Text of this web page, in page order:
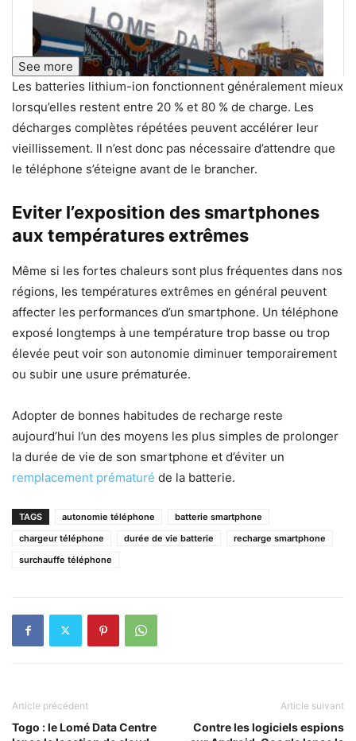
See more
Les batteries lithium-ion fonctionnent généralement mieux
lorsqu’elles restent entre 20 % et 80 % de charge. Les
décharges complètes répétées peuvent accélérer leur
vieillissement. Il n’est donc pas nécessaire d’attendre que
le téléphone s’éteigne avant de le brancher.
Eviter l’exposition des smartphones
aux températures extrêmes
Même si les fortes chaleurs sont plus fréquentes dans nos
régions, les températures extrêmes en général peuvent
affecter les performances d’un smartphone. Un téléphone
exposé longtemps à une température trop basse ou trop
élevée peut voir son autonomie diminuer temporairement
ou subir une usure prématurée.
Adopter de bonnes habitudes de recharge reste
aujourd’hui l’un des moyens les plus simples de prolonger
la durée de vie de son smartphone et d’éviter un
remplacement prématuré de la batterie.
TAGS autonomie téléphone
batterie smartphone
chargeur téléphone
durée de vie batterie
recharge smartphone
surchauffe téléphone
Article précédent
Togo : le Lomé Data Centre
Article suivant
Contre les logiciels espions